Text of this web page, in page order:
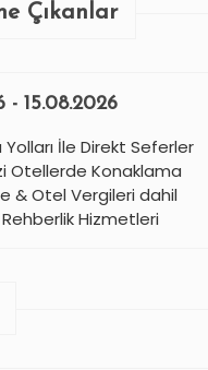
Çıkanlar
- 15.08.2026
Yolları İle Direkt Seferler
Otellerde Konaklama
& Otel Vergileri dahil
Hizmetleri